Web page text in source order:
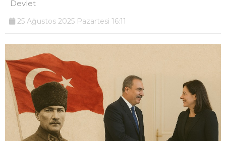
Devlet
25 Ağustos 2025 Pazartesi 16:11